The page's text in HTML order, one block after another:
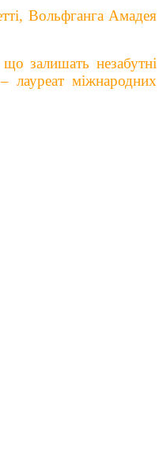
Вольфганга Амадея
залишать незабутні
лауреат міжнародних